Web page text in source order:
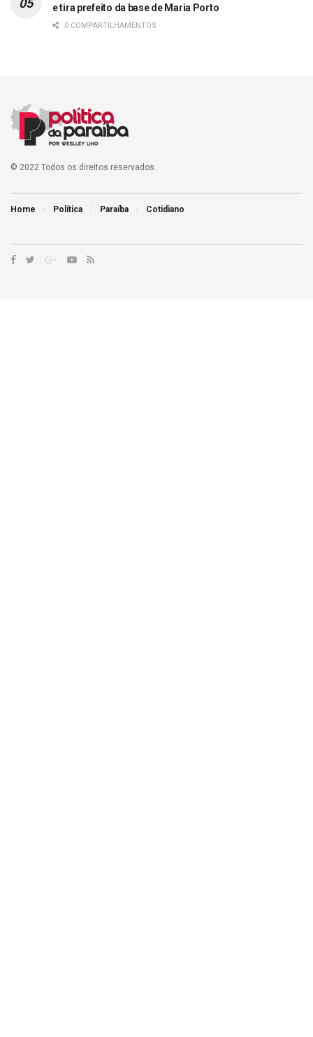
e tira prefeito da base de Maria Porto
0 COMPARTILHAMENTOS
© 2022 Todos os direitos reservados.
Home Política Paraíba Cotidiano